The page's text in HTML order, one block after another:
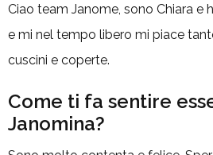
Ciao team Janome, sono Chiara e
e mi nel tempo libero mi piace
cuscini e coperte.
Come ti fa sentire
Janomina?